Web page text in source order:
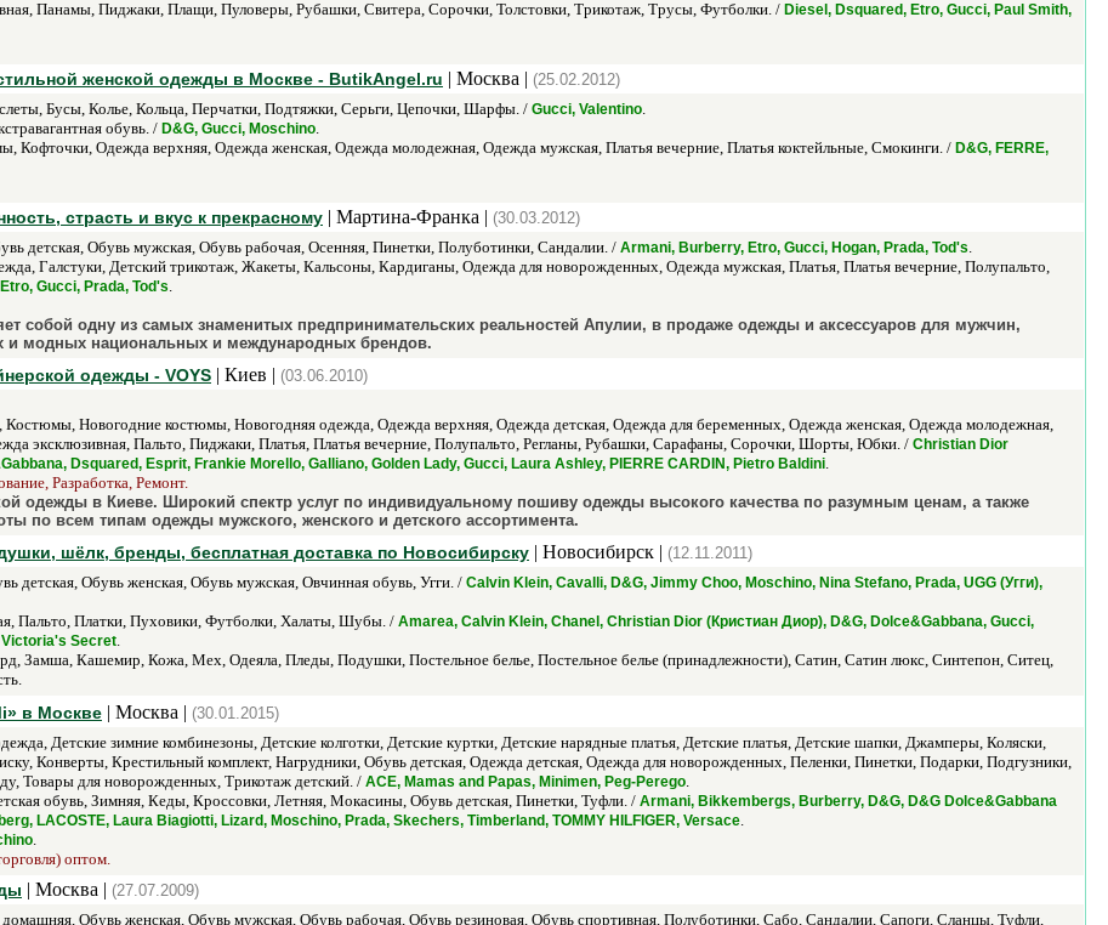
Панамы, Пиджаки, Плащи, Пуловеры, Рубашки, Свитера, Сорочки, Толстовки, Трикотаж, Трусы, Футболки. / Diesel, Dsquared, Etro, Gucci, Paul Smith,
женской одежды в Москве - ButikAngel.ru | Москва | (25.02.2012)
Бусы, Колье, Кольца, Перчатки, Подтяжки, Серьги, Цепочки, Шарфы. / Gucci, Valentino.
обувь. / D&G, Gucci, Moschino.
Кофточки, Одежда верхняя, Одежда женская, Одежда молодежная, Одежда мужская, Платья вечерние, Платья коктейльные, Смокинги. / D&G, FERRE,
страсть и вкус к прекрасному | Мартина-Франка | (30.03.2012)
детская, Обувь мужская, Обувь рабочая, Осенняя, Пинетки, Полуботинки, Сандалии. / Armani, Burberry, Etro, Gucci, Hogan, Prada, Tod's.
Галстуки, Детский трикотаж, Жакеты, Кальсоны, Кардиганы, Одежда для новорожденных, Одежда мужская, Платья, Платья вечерние, Полупальто,
Gucci, Prada, Tod's.
собой одну из самых знаменитых предпринимательских реальностей Апулии, в продаже одежды и аксессуаров для мужчин,
и модных национальных и международных брендов.
одежды - VOYS | Киев | (03.06.2010)
Новогодние костюмы, Новогодняя одежда, Одежда верхняя, Одежда детская, Одежда для беременных, Одежда женская, Одежда молодежная,
эксклюзивная, Пальто, Пиджаки, Платья, Платья вечерние, Полупальто, Регланы, Рубашки, Сарафаны, Сорочки, Шорты, Юбки. / Christian Dior
Dsquared, Esprit, Frankie Morello, Galliano, Golden Lady, Gucci, Laura Ashley, PIERRE CARDIN, Pietro Baldini.
Разработка, Ремонт.
одежды в Киеве. Широкий спектр услуг по индивидуальному пошиву одежды высокого качества по разумным ценам, а также
по всем типам одежды мужского, женского и детского ассортимента.
шёлк, бренды, бесплатная доставка по Новосибирску | Новосибирск | (12.11.2011)
детская, Обувь женская, Обувь мужская, Овчинная обувь, Угги. / Calvin Klein, Cavalli, D&G, Jimmy Choo, Moschino, Nina Stefano, Prada, UGG (Угги),
Пальто, Платки, Пуховики, Футболки, Халаты, Шубы. / Amarea, Calvin Klein, Chanel, Christian Dior (Кристиан Диор), D&G, Dolce&Gabbana, Gucci,
Victoria's Secret.
Замша, Кашемир, Кожа, Мех, Одеяла, Пледы, Подушки, Постельное белье, Постельное белье (принадлежности), Сатин, Сатин люкс, Синтепон, Ситец,
в Москве | Москва | (30.01.2015)
Детские зимние комбинезоны, Детские колготки, Детские куртки, Детские нарядные платья, Детские платья, Детские шапки, Джамперы, Коляски,
Конверты, Крестильный комплект, Нагрудники, Обувь детская, Одежда детская, Одежда для новорожденных, Пеленки, Пинетки, Подарки, Подгузники,
Товары для новорожденных, Трикотаж детский. / ACE, Mamas and Papas, Minimen, Peg-Perego.
обувь, Зимняя, Кеды, Кроссовки, Летняя, Мокасины, Обувь детская, Пинетки, Туфли. / Armani, Bikkembergs, Burberry, D&G, D&G Dolce&Gabbana
LACOSTE, Laura Biagiotti, Lizard, Moschino, Prada, Skechers, Timberland, TOMMY HILFIGER, Versace.
.
оптом.
| Москва | (27.07.2009)
Обувь женская, Обувь мужская, Обувь рабочая, Обувь резиновая, Обувь спортивная, Полуботинки, Сабо, Сандалии, Сапоги, Сланцы, Туфли,